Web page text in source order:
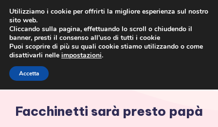
Facchinetti sarà presto papà
Utilizziamo i cookie per offrirti la migliore esperienza sul nostro
sito web.
Cliccando sulla pagina, effettuando lo scroll o chiudendo il
banner, presti il consenso all’uso di tutti i cookie
Puoi scoprire di più su quali cookie stiamo utilizzando o come
disattivarli nelle impostazioni.
Accetta